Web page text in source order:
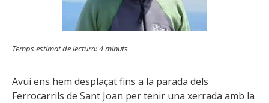
Temps estimat de lectura:4minuts
Avui ens hem desplaçat fins a la parada dels
Ferrocarrils de Sant Joan per tenir una xerrada amb la